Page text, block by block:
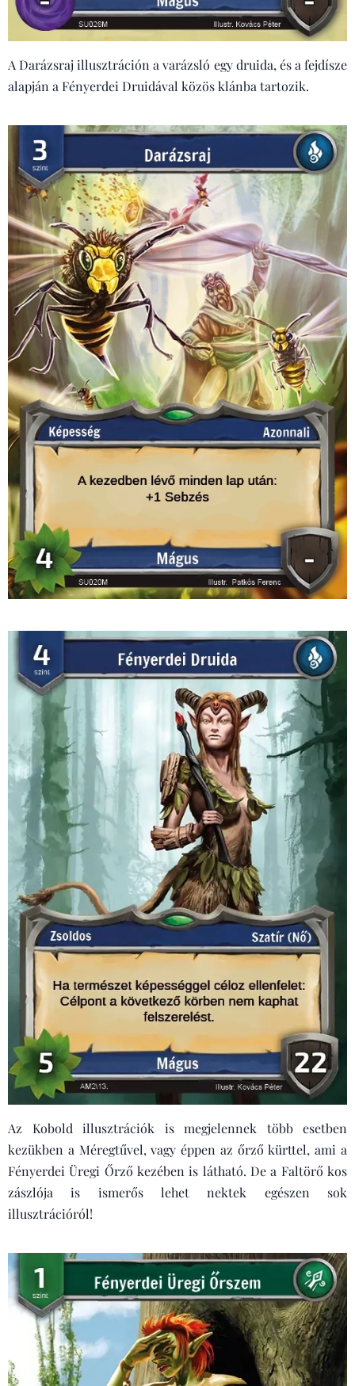
A Darázsraj illusztráción a varázsló egy druida, és a fejdísze
alapján a Fényerdei Druidával közös klánba tartozik.
Az Kobold illusztrációk is megjelennek több esetben
kezükben a Méregtűvel, vagy éppen az őrző kürttel, ami a
Fényerdei Üregi Őrző kezében is látható. De a Faltörő kos
zászlója is ismerős lehet nektek egészen sok
illusztrációról!